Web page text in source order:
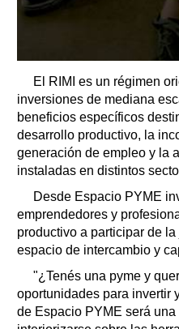
El RIMI es un régimen
inversiones de mediana
beneficios específicos
desarrollo productivo, la
generación de empleo y la
instaladas en distintos
Desde Espacio PYME
emprendedores y
productivo a participar de
espacio de intercambio y
"¿Tenés una pyme y
oportunidades para invertir
de Espacio PYME será